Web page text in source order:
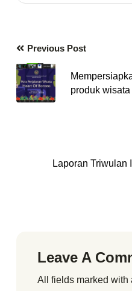
Previous Post
produk wisata
Laporan Triwulan
Leave A
All fields marked with